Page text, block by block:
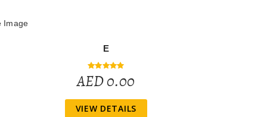
E
AED 0.00
VIEW DETAILS